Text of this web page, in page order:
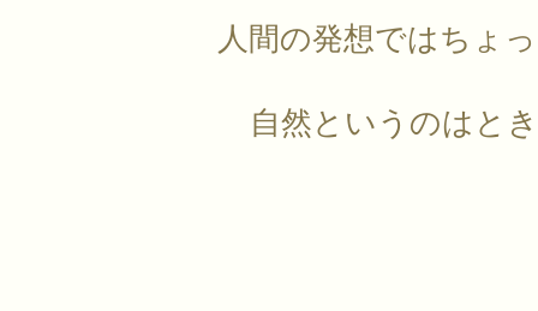
人間の発想ではちょ
自然というのはと